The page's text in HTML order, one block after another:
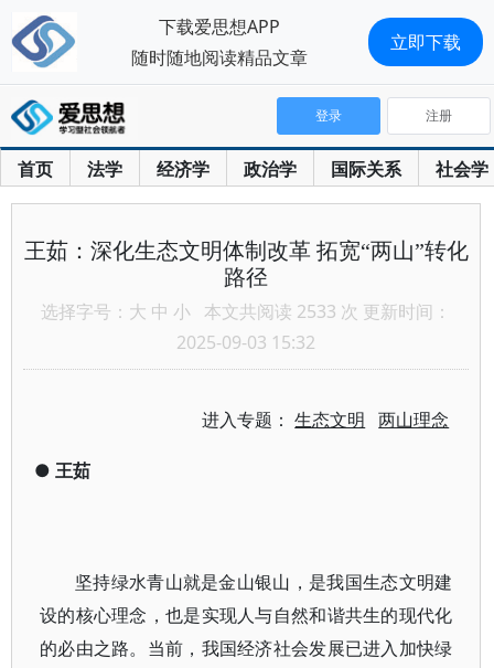
首页 法学 经济学 政治学 国际关系 社会学
登录 注册
王茹：深化生态文明体制改革 拓宽“两山”转化
路径
选择字号： 大 中 小 本文共阅读 2533 次 更新时间：
2025-09-03 15:32
进入专题：生态文明 两山理念
● 王茹
坚持绿水青山就是金山银山，是我国生态文明建
设的核心理念，也是实现人与自然和谐共生的现代化
的必由之路。当前，我国经济社会发展已进入加快绿
下载爱思想APP
随时随地阅读精品文章
立即下载